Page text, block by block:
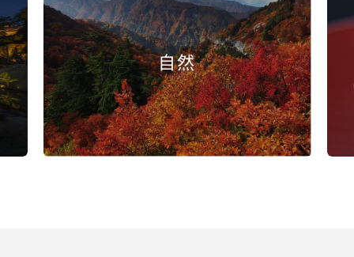
自然